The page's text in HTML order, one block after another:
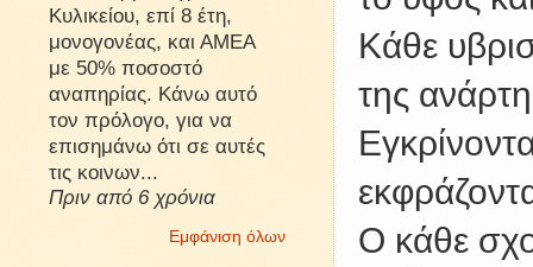
Kάθε
της
Ο κάθε
Κυλικείου, επί 8 έτη,
μονογονέας, και ΑΜΕΑ
με 50% ποσοστό
αναπηρίας. Κάνω αυτό
τον πρόλογο, για να
επισημάνω ότι σε αυτές
τις κοινων...
Πριν από 6 χρόνια
Εμφάνιση όλων